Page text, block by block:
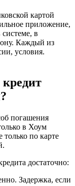
картой
приложение,
в
Каждый из
условия.
погашения
в Хоум
по карте
достаточно:
Задержка, если